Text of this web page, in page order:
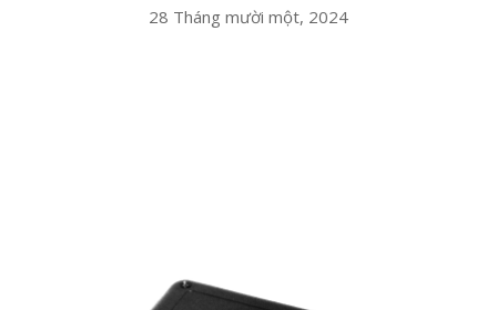
28 Tháng mười một, 2024